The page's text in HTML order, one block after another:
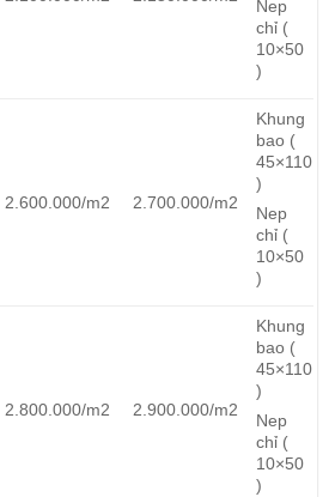
Nep
chỉ (
10×50
)
2.600.000/m2 2.700.000/m2
Khung
bao (
45×110
)
Nep
chỉ (
10×50
)
2.800.000/m2 2.900.000/m2
Khung
bao (
45×110
)
Nep
chỉ (
10×50
)